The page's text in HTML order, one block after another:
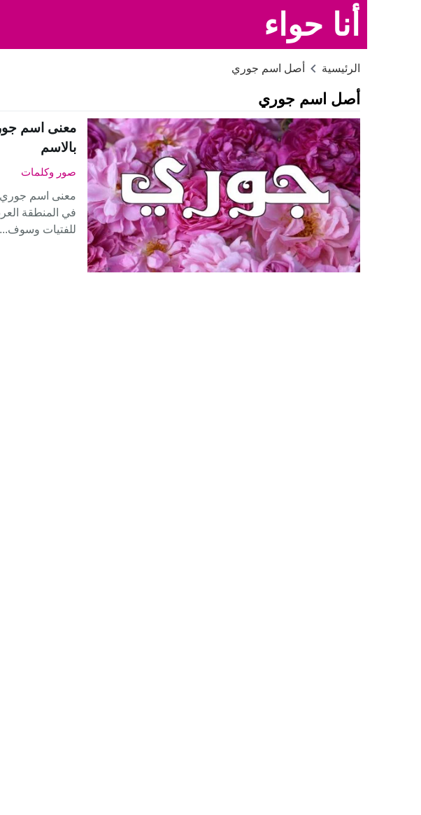
أنا حواء
الرئيسية أصل اسم جوري
أصل اسم جوري
بالاسم
صور وكلمات
معنى اسم جوري
في المنطقة
للفتيات وسوف...